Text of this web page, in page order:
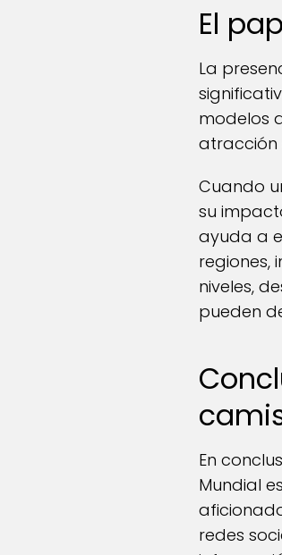
El
La
modelos
atracción
Cuando
su
ayuda a
regiones,
niveles,
pueden
En
Mundial
redes